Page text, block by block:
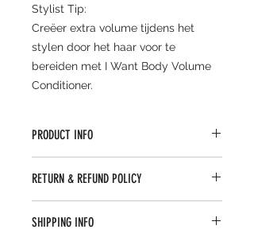
Stylist Tip:
Creëer extra volume tijdens het
stylen door het haar voor te
bereiden met I Want Body Volume
Conditioner.
PRODUCT INFO
place to add more information
about your product such as sizing,
material, care and cleaning
instructions. This is also a great
RETURN & REFUND POLICY
great place to let your customers
SHIPPING INFO